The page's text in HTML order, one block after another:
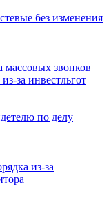
без изменения
массовых звонков
за инвестльгот
по делу
из-за